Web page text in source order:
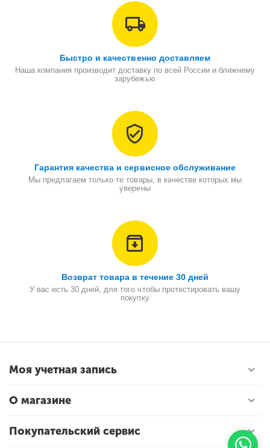
Быстро и качественно доставляем
Наша компания производит доставку по всей России и ближнему
зарубежью
Гарантия качества и сервисное обслуживание
Мы предлагаем только те товары, в качестве которых мы
уверены
Возврат товара в течение 30 дней
У вас есть 30 дней, для того чтобы протестировать вашу
покупку
Моя учетная запись
О магазине
Покупательский сервис